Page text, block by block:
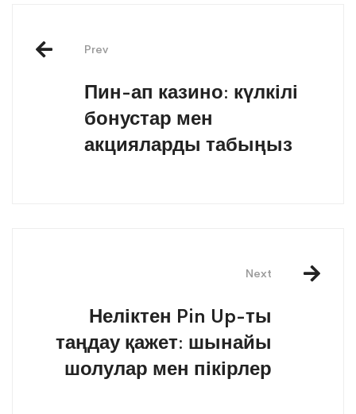
Prev
Пин-ап казино: күлкілі
бонустар мен
акцияларды табыңыз
Next
Неліктен Pin Up-ты
таңдау қажет: шынайы
шолулар мен пікірлер